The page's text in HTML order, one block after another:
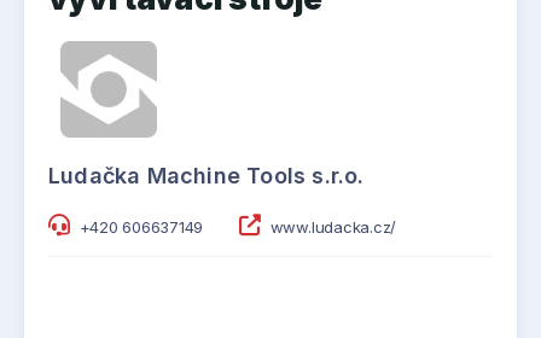
Ludačka Machine Tools s.r.o.
+420 606637149 www.ludacka.cz/